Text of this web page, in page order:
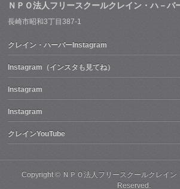
ＮＰＯ法人フリースクールクレイン・ハ－バ
長崎市昭和3丁目387-1
クレイン・ハーバーInstagram
Instagram（インスタも見てね）
Instagram
Instagram
クレインYouTube
Copyright © ＮＰＯ法人フリースクールクレイン
Reserved.